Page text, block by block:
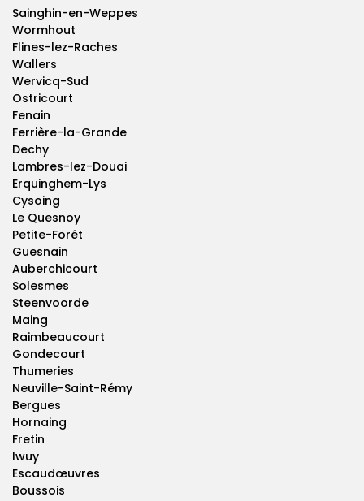
Sainghin-en-Weppes
Wormhout
Flines-lez-Raches
Wallers
Wervicq-Sud
Ostricourt
Fenain
Ferrière-la-Grande
Dechy
Lambres-lez-Douai
Erquinghem-Lys
Cysoing
Le Quesnoy
Petite-Forêt
Guesnain
Auberchicourt
Solesmes
Steenvoorde
Maing
Raimbeaucourt
Gondecourt
Thumeries
Neuville-Saint-Rémy
Bergues
Hornaing
Fretin
Iwuy
Escaudœuvres
Boussois